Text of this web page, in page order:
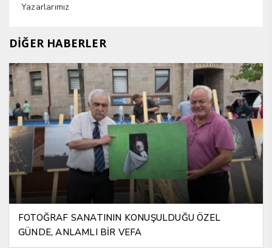
Yazarlarımız
DİĞER HABERLER
FOTOĞRAF SANATININ KONUŞULDUĞU ÖZEL
GÜNDE, ANLAMLI BİR VEFA